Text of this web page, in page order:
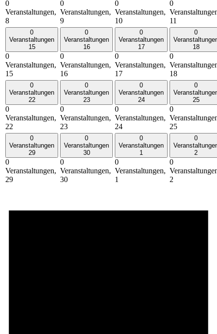
0
Veranstaltungen,
8
0
Veranstaltungen,
9
0
Veranstaltungen,
10
0
11
0
Veranstaltungen
15
0
Veranstaltungen,
15
0
Veranstaltungen
16
0
Veranstaltungen,
16
0
Veranstaltungen
17
0
Veranstaltungen,
17
0
18
0
18
0
Veranstaltungen
22
0
Veranstaltungen,
22
0
Veranstaltungen
23
0
Veranstaltungen,
23
0
Veranstaltungen
24
0
Veranstaltungen,
24
0
25
0
25
0
Veranstaltungen
29
0
Veranstaltungen,
29
0
Veranstaltungen
30
0
Veranstaltungen,
30
0
Veranstaltungen
1
0
Veranstaltungen,
1
0
2
0
2